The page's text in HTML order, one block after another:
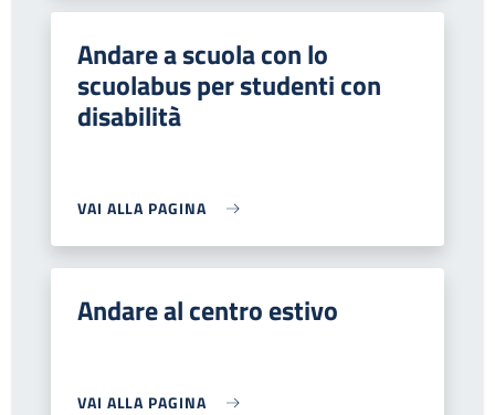
Andare a scuola con lo
scuolabus per studenti con
disabilità
VAI ALLA PAGINA
Andare al centro estivo
VAI ALLA PAGINA